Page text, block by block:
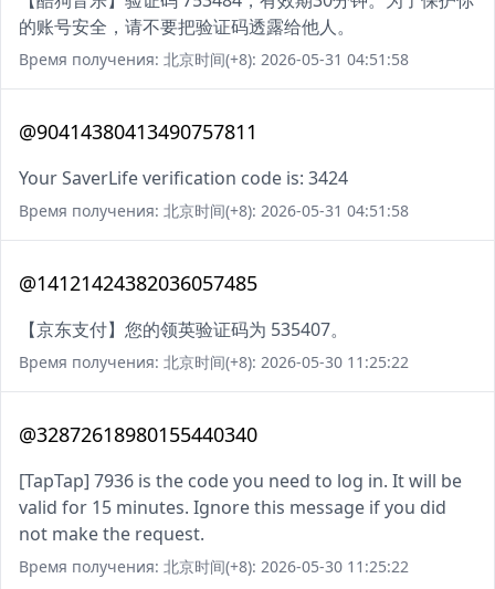
的账号安全，请不要把验证码透露给他人。
Время получения: 北京时间(+8): 2026-05-31 04:51:58
@90414380413490757811
Your SaverLife verification code is: 3424
Время получения: 北京时间(+8): 2026-05-31 04:51:58
@14121424382036057485
【京东支付】您的领英验证码为 535407。
Время получения: 北京时间(+8): 2026-05-30 11:25:22
@32872618980155440340
[TapTap] 7936 is the code you need to log in. It will be
valid for 15 minutes. Ignore this message if you did
not make the request.
Время получения: 北京时间(+8): 2026-05-30 11:25:22